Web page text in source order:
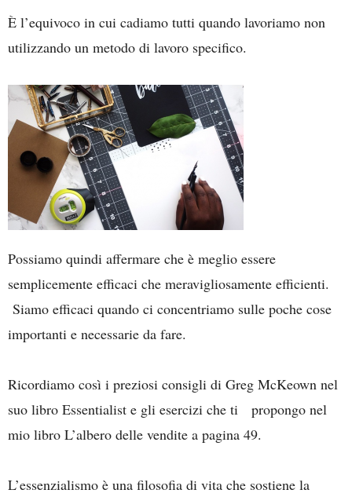
È l’equivoco in cui cadiamo tutti quando lavoriamo non
utilizzando un metodo di lavoro specifico.
Possiamo quindi affermare che è meglio essere
semplicemente efficaci che meravigliosamente efficienti.
Siamo efficaci quando ci concentriamo sulle poche cose
importanti e necessarie da fare.
Ricordiamo così i preziosi consigli di Greg McKeown nel
suo libro Essentialist e gli esercizi che ti propongo nel
mio libro L’albero delle vendite a pagina 49.
L’essenzialismo è una filosofia di vita che sostiene la